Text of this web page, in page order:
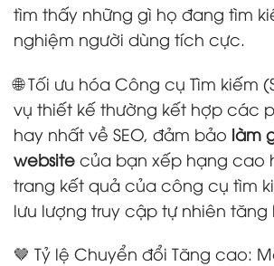
tìm thấy những gì họ đang tìm
nghiệm người dùng tích cực.
🌐 Tối ưu hóa Công cụ Tìm kiếm
vụ thiết kế thường kết hợp các
hay nhất về SEO, đảm bảo làm
website của bạn xếp hạng cao
trang kết quả của công cụ tìm
lưu lượng truy cập tự nhiên tăng
🤎 Tỷ lệ Chuyển đổi Tăng cao: